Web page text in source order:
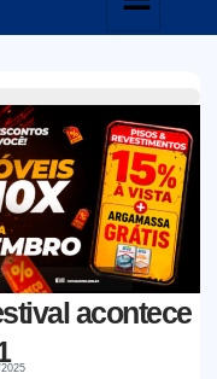
acontece